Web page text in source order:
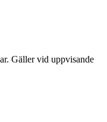
Gäller vid uppvisande